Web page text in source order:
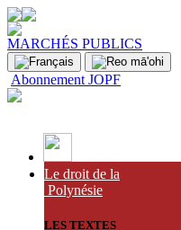
MARCHÉS PUBLICS
Abonnement JOPF
Le droit de la
Polynésie
LES TEXTES